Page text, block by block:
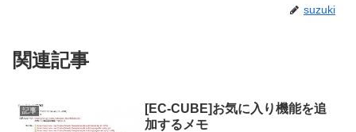
suzuki
関連記事
記事
[EC-CUBE]お気に入り機能を追
加するメモ